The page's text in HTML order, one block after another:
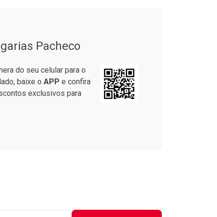
Pacheco
do seu celular para o
baixe o APP e confira
exclusivos para